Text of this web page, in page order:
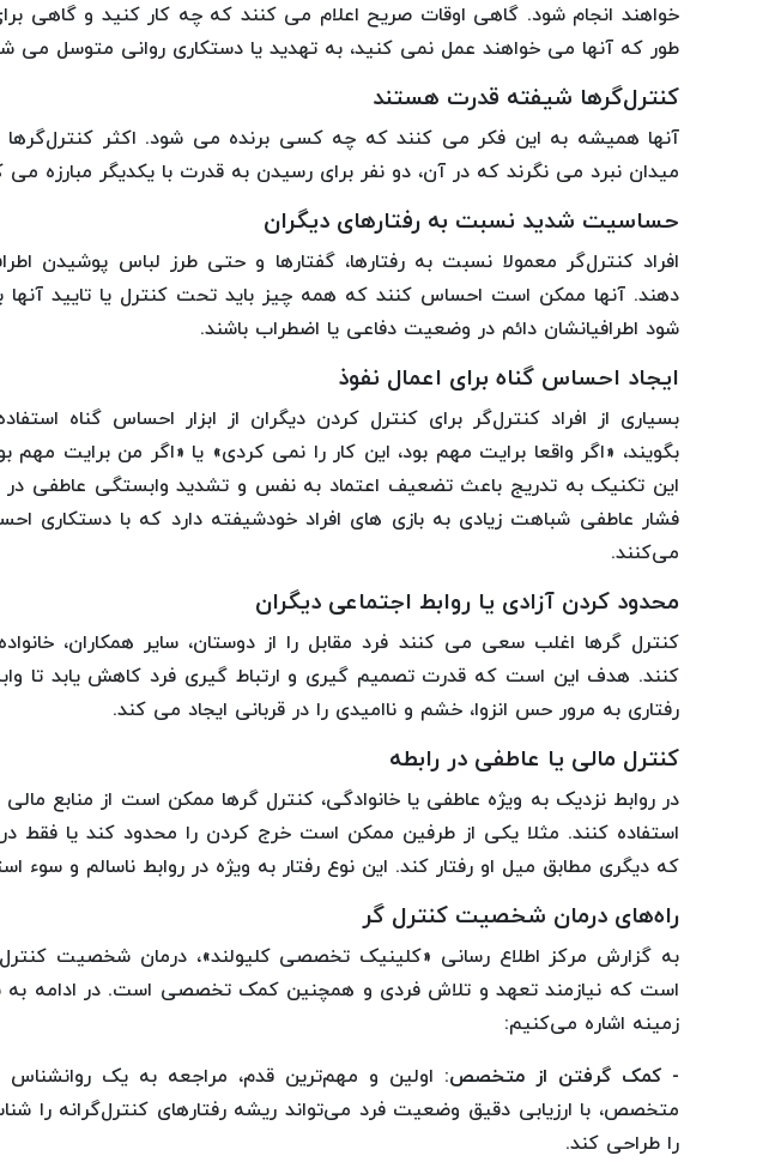
خواهند انجام شود. گاهی اوقات صریح اعلام می کنند که چه کار کنید و گاهی
طور که آنها می خواهند عمل نمی کنید، به تهدید یا دستکاری روانی متوسل می
کنترل‌گرها شیفته قدرت هستند
آنها همیشه به این فکر می کنند که چه کسی برنده می شود. اکثر کنترل‌گرها
میدان نبرد می نگرند که در آن، دو نفر برای رسیدن به قدرت با یکدیگر مبارزه می
حساسیت شدید نسبت به رفتارهای دیگران
افراد کنترل‌گر معمولا نسبت به رفتارها، گفتارها و حتی طرز لباس پوشیدن
دهند. آنها ممکن است احساس کنند که همه چیز باید تحت کنترل یا تایید
شود اطرافیانشان دائم در وضعیت دفاعی یا اضطراب باشند.
ایجاد احساس گناه برای اعمال نفوذ
بسیاری از افراد کنترل‌گر برای کنترل کردن دیگران از ابزار احساس گناه
بگویند، «اگر واقعا برایت مهم بود، این کار را نمی کردی» یا «اگر من برایت مهم
این تکنیک به تدریج باعث تضعیف اعتماد به نفس و تشدید وابستگی عاطفی
فشار عاطفی شباهت زیادی به بازی های افراد خودشیفته دارد که با دستکاری
می‌کنند.
محدود کردن آزادی یا روابط اجتماعی دیگران
کنترل گرها اغلب سعی می کنند فرد مقابل را از دوستان، سایر همکاران،
کنند. هدف این است که قدرت تصمیم گیری و ارتباط گیری فرد کاهش یابد تا
رفتاری به مرور حس انزوا، خشم و ناامیدی را در قربانی ایجاد می کند.
کنترل مالی یا عاطفی در رابطه
در روابط نزدیک به ویژه عاطفی یا خانوادگی، کنترل گرها ممکن است از منابع مالی
استفاده کنند. مثلا یکی از طرفین ممکن است خرج کردن را محدود کند یا
که دیگری مطابق میل او رفتار کند. این نوع رفتار به ویژه در روابط ناسالم و سوء
راه‌های درمان شخصیت کنترل گر
به گزارش مرکز اطلاع رسانی «کلینیک تخصصی کلیولند»، درمان شخصیت
است که نیازمند تعهد و تلاش فردی و همچنین کمک تخصصی است. در ادامه به
زمینه اشاره می‌کنیم:
- کمک گرفتن از متخصص: اولین و مهم‌ترین قدم، مراجعه به یک
متخصص، با ارزیابی دقیق وضعیت فرد می‌تواند ریشه رفتارهای کنترل‌گرانه را
را طراحی کند.